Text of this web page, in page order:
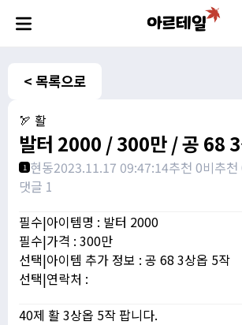
< 목록으로
🏹 활
발터 2000 / 300만 / 공 68
1 현동2023.11.17 09:47:14추천 0비추천
댓글 1
필수|아이템명 : 발터 2000
필수|가격 : 300만
선택|아이템 추가 정보 : 공 68 3상옵 5작
선택|연락처 :
40제 활 3상옵 5작 팝니다.